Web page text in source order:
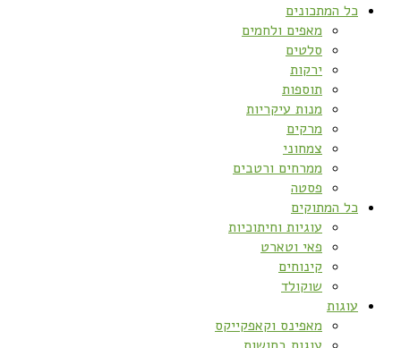
כל המתכונים
מאפים ולחמים
סלטים
ירקות
תוספות
מנות עיקריות
מרקים
צמחוני
ממרחים ורטבים
פסטה
כל המתוקים
עוגיות וחיתוכיות
פאי וטארט
קינוחים
שוקולד
עוגות
מאפינס וקאפקייקס